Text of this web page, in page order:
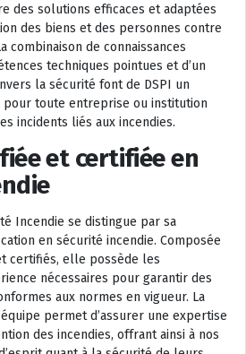
des solutions efficaces et adaptées
des biens et des personnes contre
combinaison de connaissances
techniques pointues et d’un
la sécurité font de DSPI un
pour toute entreprise ou institution
incidents liés aux incendies.
et certifiée en
Incendie se distingue par sa
en sécurité incendie. Composée
certifiés, elle possède les
nécessaires pour garantir des
aux normes en vigueur. La
permet d’assurer une expertise
des incendies, offrant ainsi à nos